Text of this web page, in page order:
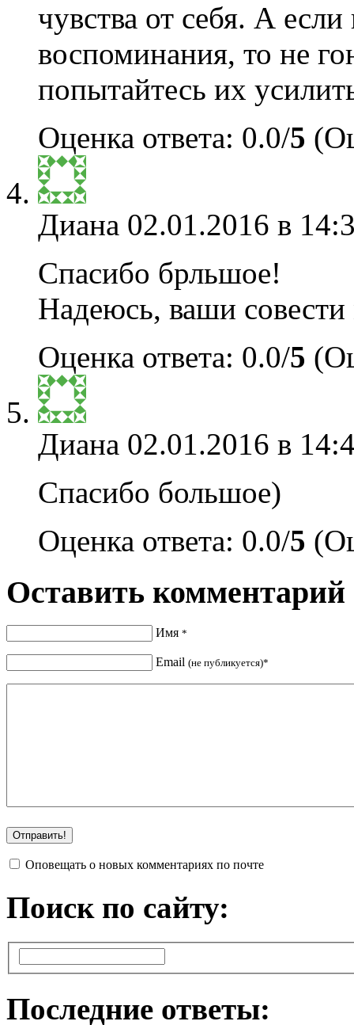
чувства от себя. А
воспоминания, то не
попытайтесь их
Оценка ответа: 0.0/5
Диана 02.01.2016 в
Спасибо брльшое!
Надеюсь, ваши
Оценка ответа: 0.0/5
Диана 02.01.2016 в
Спасибо большое)
Оценка ответа: 0.0/5
Оставить комментарий
Имя *
Email (не публикуется)*
Оповещать о новых комментариях по почте
Поиск по сайту:
Последние ответы: